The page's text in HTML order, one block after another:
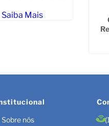
Saiba Mais
Sobre nós